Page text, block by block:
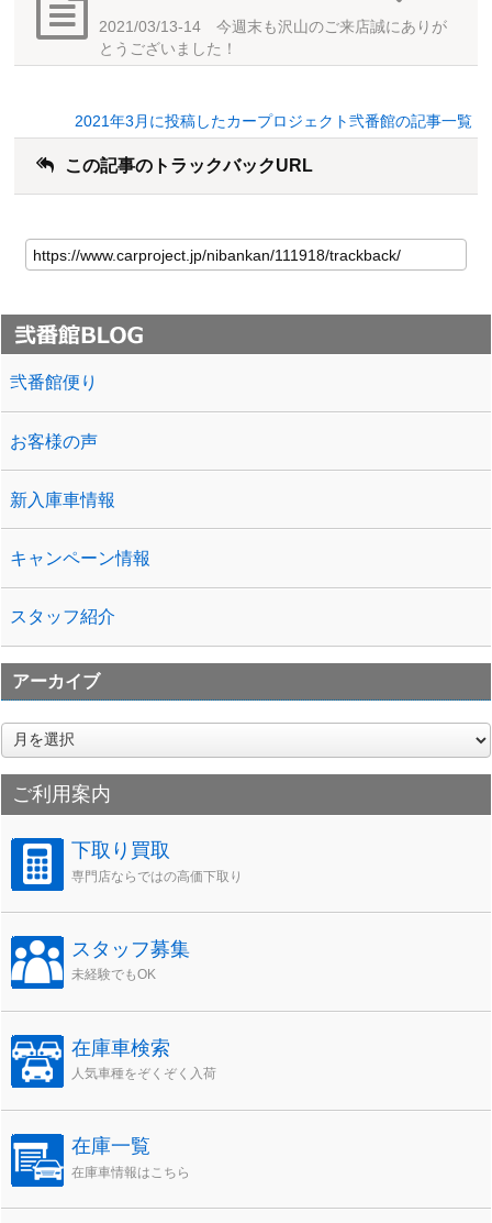
2021/03/13-14 今週末も沢山のご来店誠にありが
とうございました！
2021年3月に投稿したカープロジェクト弐番館の記事一覧
この記事のトラックバックURL
弐番館便り
お客様の声
新入庫車情報
キャンペーン情報
スタッフ紹介
アーカイブ
ア
ー
カ
イご利用案内
下取り買取
専門店ならではの高価下取り
スタッフ募集
未経験でもOK
在庫車検索
人気車種をぞくぞく入荷
在庫一覧
在庫車情報はこちら